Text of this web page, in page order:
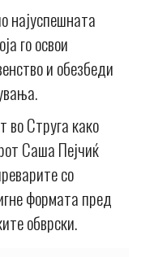
најуспешната
го освои
и обезбеди
во Струга како
Саша Пејчиќ
со
формата пред
обврски.